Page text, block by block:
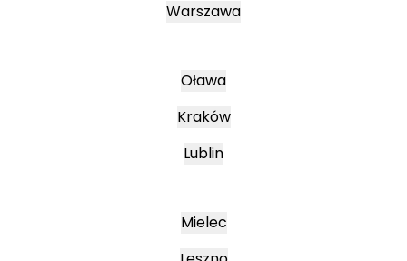
Warszawa
Oława
Kraków
Lublin
Mielec